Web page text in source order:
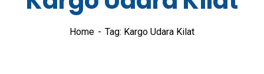
Home Tag: Kargo Udara Kilat